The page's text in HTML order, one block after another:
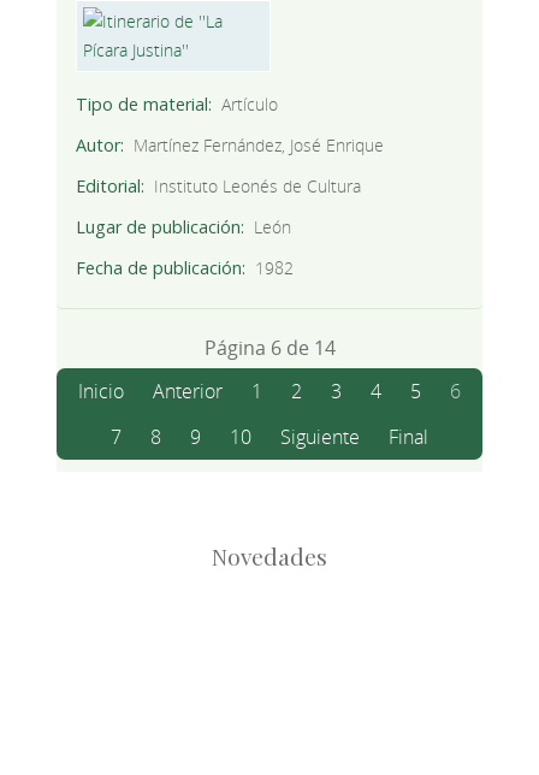
Tipo de material
Artículo
Autor
Martínez Fernández, José Enrique
Editorial
Instituto Leonés de Cultura
Lugar de publicación
León
Fecha de publicación
1982
Página 6 de 14
Inicio
Anterior 1 2 3 4 5
6
7
8 9 10 Siguiente Final
Novedades